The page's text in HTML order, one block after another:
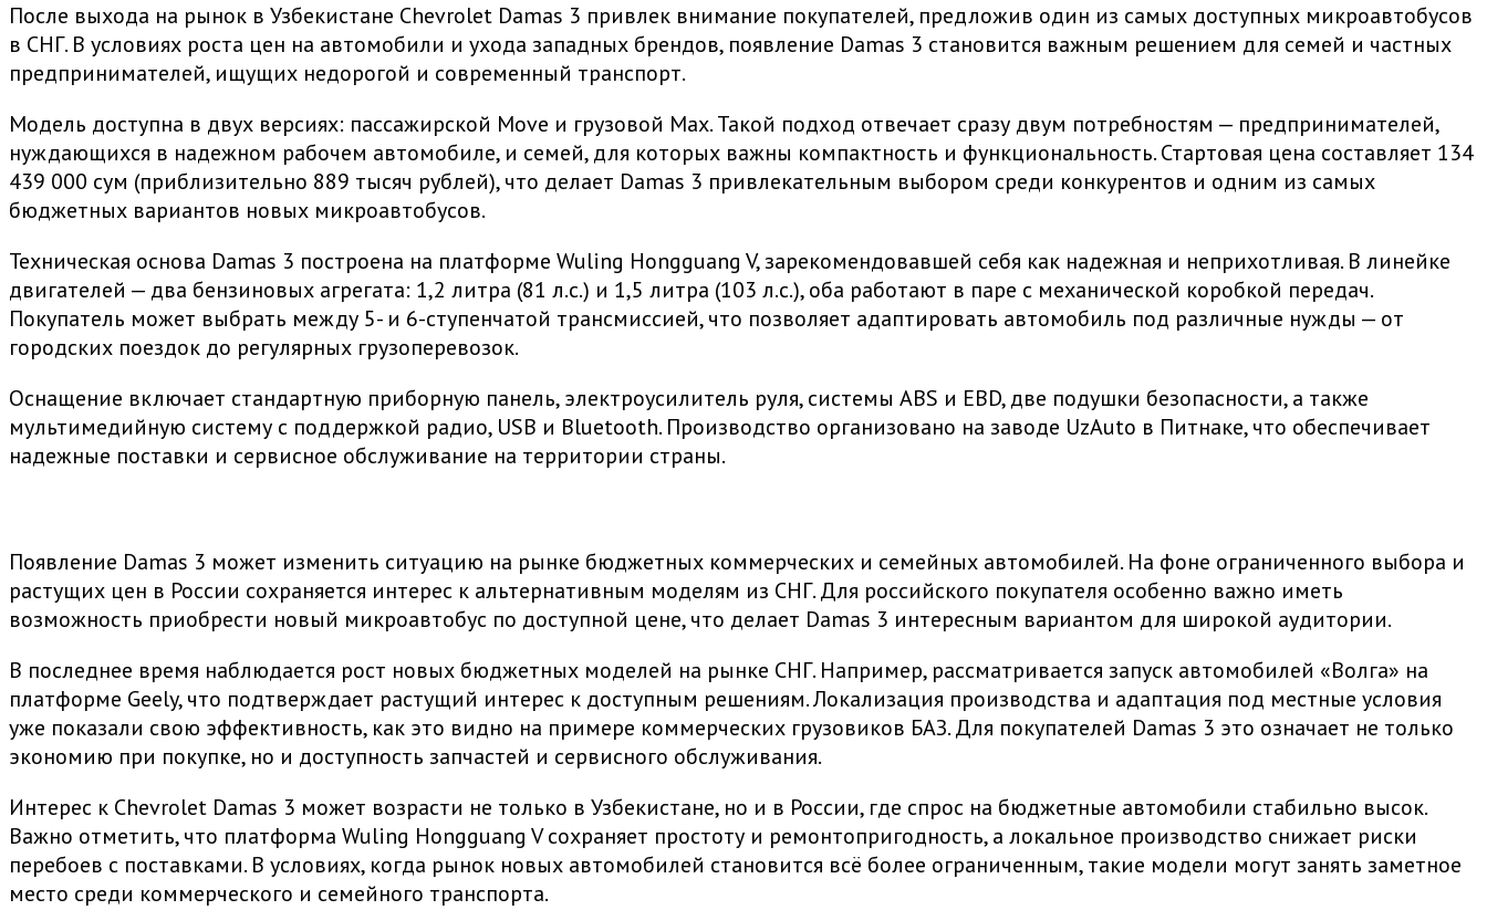
После выхода на рынок в Узбекистане Chevrolet Damas 3 привлек внимание покупателей, предложив один из самых доступных микроавтобусов
в СНГ. В условиях роста цен на автомобили и ухода западных брендов, появление Damas 3 становится важным решением для семей и частных
предпринимателей, ищущих недорогой и современный транспорт.
Модель доступна в двух версиях: пассажирской Move и грузовой Max. Такой подход отвечает сразу двум потребностям — предпринимателей,
нуждающихся в надежном рабочем автомобиле, и семей, для которых важны компактность и функциональность. Стартовая цена составляет 134
439 000 сум (приблизительно 889 тысяч рублей), что делает Damas 3 привлекательным выбором среди конкурентов и одним из самых
бюджетных вариантов новых микроавтобусов.
Техническая основа Damas 3 построена на платформе Wuling Hongguang V, зарекомендовавшей себя как надежная и неприхотливая. В линейке
двигателей — два бензиновых агрегата: 1,2 литра (81 л.с.) и 1,5 литра (103 л.с.), оба работают в паре с механической коробкой передач.
Покупатель может выбрать между 5- и 6-ступенчатой трансмиссией, что позволяет адаптировать автомобиль под различные нужды — от
городских поездок до регулярных грузоперевозок.
Оснащение включает стандартную приборную панель, электроусилитель руля, системы ABS и EBD, две подушки безопасности, а также
мультимедийную систему с поддержкой радио, USB и Bluetooth. Производство организовано на заводе UzAuto в Питнаке, что обеспечивает
надежные поставки и сервисное обслуживание на территории страны.
Появление Damas 3 может изменить ситуацию на рынке бюджетных коммерческих и семейных автомобилей. На фоне ограниченного выбора и
растущих цен в России сохраняется интерес к альтернативным моделям из СНГ. Для российского покупателя особенно важно иметь
возможность приобрести новый микроавтобус по доступной цене, что делает Damas 3 интересным вариантом для широкой аудитории.
В последнее время наблюдается рост новых бюджетных моделей на рынке СНГ. Например, рассматривается запуск автомобилей «Волга» на
платформе Geely, что подтверждает растущий интерес к доступным решениям. Локализация производства и адаптация под местные условия
уже показали свою эффективность, как это видно на примере коммерческих грузовиков БАЗ. Для покупателей Damas 3 это означает не только
экономию при покупке, но и доступность запчастей и сервисного обслуживания.
Интерес к Chevrolet Damas 3 может возрасти не только в Узбекистане, но и в России, где спрос на бюджетные автомобили стабильно высок.
Важно отметить, что платформа Wuling Hongguang V сохраняет простоту и ремонтопригодность, а локальное производство снижает риски
перебоев с поставками. В условиях, когда рынок новых автомобилей становится всё более ограниченным, такие модели могут занять заметное
место среди коммерческого и семейного транспорта.